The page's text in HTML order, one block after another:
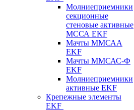
Молниеприемники
секционные
стеновые активные
МССА EKF
Мачты ММСАА
EKF
Мачты ММСАС-Ф
EKF
Молниеприемники
активные EKF
Крепежные элементы
EKF